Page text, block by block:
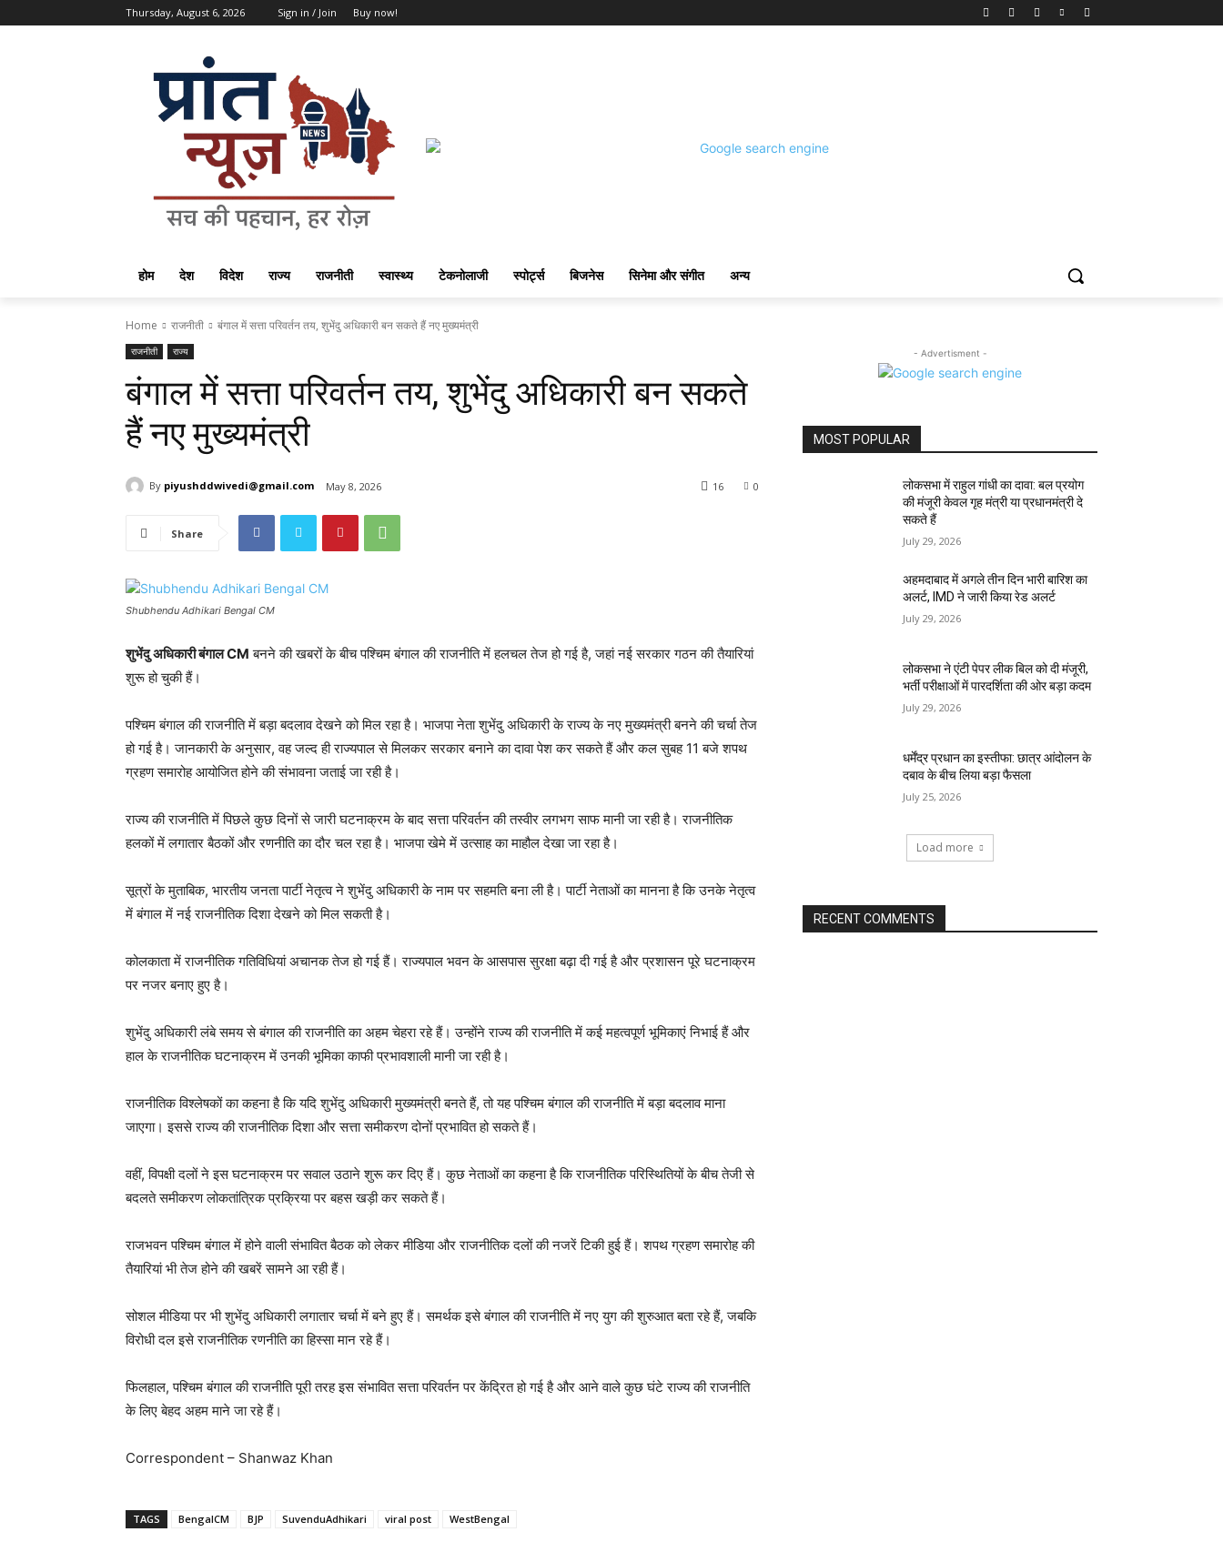
Thursday, August 6, 2026 Sign in / Join Buy now!
होम देश विदेश राज्य राजनीती स्वास्थ्य टेकनोलाजी स्पोर्ट्स बिजनेस सिनेमा और संगीत अन्य
Home राजनीती बंगाल में सत्ता परिवर्तन तय, शुभेंदु अधिकारी बन सकते हैं नए मुख्यमंत्री
राजनीती राज्य
बंगाल में सत्ता परिवर्तन तय, शुभेंदु अधिकारी बन सकते
हैं नए मुख्यमंत्री
By piyushddwivedi@gmail.com May 8, 2026 0
16
Share
Shubhendu Adhikari Bengal CM
शुभेंदु अधिकारी बंगाल CM बनने की खबरों के बीच पश्चिम बंगाल की राजनीति में हलचल तेज हो गई है, जहां नई सरकार गठन की तैयारियां
शुरू हो चुकी हैं।
पश्चिम बंगाल की राजनीति में बड़ा बदलाव देखने को मिल रहा है। भाजपा नेता शुभेंदु अधिकारी के राज्य के नए मुख्यमंत्री बनने की चर्चा तेज
हो गई है। जानकारी के अनुसार, वह जल्द ही राज्यपाल से मिलकर सरकार बनाने का दावा पेश कर सकते हैं और कल सुबह 11 बजे शपथ
ग्रहण समारोह आयोजित होने की संभावना जताई जा रही है।
राज्य की राजनीति में पिछले कुछ दिनों से जारी घटनाक्रम के बाद सत्ता परिवर्तन की तस्वीर लगभग साफ मानी जा रही है। राजनीतिक
हलकों में लगातार बैठकों और रणनीति का दौर चल रहा है। भाजपा खेमे में उत्साह का माहौल देखा जा रहा है।
सूत्रों के मुताबिक, भारतीय जनता पार्टी नेतृत्व ने शुभेंदु अधिकारी के नाम पर सहमति बना ली है। पार्टी नेताओं का मानना है कि उनके नेतृत्व
में बंगाल में नई राजनीतिक दिशा देखने को मिल सकती है।
कोलकाता में राजनीतिक गतिविधियां अचानक तेज हो गई हैं। राज्यपाल भवन के आसपास सुरक्षा बढ़ा दी गई है और प्रशासन पूरे घटनाक्रम
पर नजर बनाए हुए है।
शुभेंदु अधिकारी लंबे समय से बंगाल की राजनीति का अहम चेहरा रहे हैं। उन्होंने राज्य की राजनीति में कई महत्वपूर्ण भूमिकाएं निभाई हैं और
हाल के राजनीतिक घटनाक्रम में उनकी भूमिका काफी प्रभावशाली मानी जा रही है।
राजनीतिक विश्लेषकों का कहना है कि यदि शुभेंदु अधिकारी मुख्यमंत्री बनते हैं, तो यह पश्चिम बंगाल की राजनीति में बड़ा बदलाव माना
जाएगा। इससे राज्य की राजनीतिक दिशा और सत्ता समीकरण दोनों प्रभावित हो सकते हैं।
वहीं, विपक्षी दलों ने इस घटनाक्रम पर सवाल उठाने शुरू कर दिए हैं। कुछ नेताओं का कहना है कि राजनीतिक परिस्थितियों के बीच तेजी से
बदलते समीकरण लोकतांत्रिक प्रक्रिया पर बहस खड़ी कर सकते हैं।
राजभवन पश्चिम बंगाल में होने वाली संभावित बैठक को लेकर मीडिया और राजनीतिक दलों की नजरें टिकी हुई हैं। शपथ ग्रहण समारोह की
तैयारियां भी तेज होने की खबरें सामने आ रही हैं।
सोशल मीडिया पर भी शुभेंदु अधिकारी लगातार चर्चा में बने हुए हैं। समर्थक इसे बंगाल की राजनीति में नए युग की शुरुआत बता रहे हैं, जबकि
विरोधी दल इसे राजनीतिक रणनीति का हिस्सा मान रहे हैं।
फिलहाल, पश्चिम बंगाल की राजनीति पूरी तरह इस संभावित सत्ता परिवर्तन पर केंद्रित हो गई है और आने वाले कुछ घंटे राज्य की राजनीति
के लिए बेहद अहम माने जा रहे हैं।
Correspondent – Shanwaz Khan
TAGS BengalCM BJP SuvenduAdhikari viral post WestBengal
- Advertisment -
MOST POPULAR
लोकसभा में राहुल गांधी का दावा: बल प्रयोग
की मंजूरी केवल गृह मंत्री या प्रधानमंत्री दे
सकते हैं
July 29, 2026
अहमदाबाद में अगले तीन दिन भारी बारिश का
अलर्ट, IMD ने जारी किया रेड अलर्ट
July 29, 2026
लोकसभा ने एंटी पेपर लीक बिल को दी मंजूरी,
भर्ती परीक्षाओं में पारदर्शिता की ओर बड़ा कदम
July 29, 2026
धर्मेंद्र प्रधान का इस्तीफा: छात्र आंदोलन के
दबाव के बीच लिया बड़ा फैसला
July 25, 2026
Load more
RECENT COMMENTS